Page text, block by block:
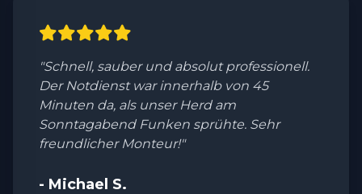
"Schnell, sauber und absolut professionell.
Der Notdienst war innerhalb von 45
Minuten da, als unser Herd am
Sonntagabend Funken sprühte. Sehr
freundlicher Monteur!"
- Michael S.